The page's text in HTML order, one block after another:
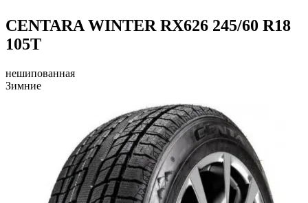
CENTARA WINTER RX626 245/60 R18
105T
нешипованная
Зимние